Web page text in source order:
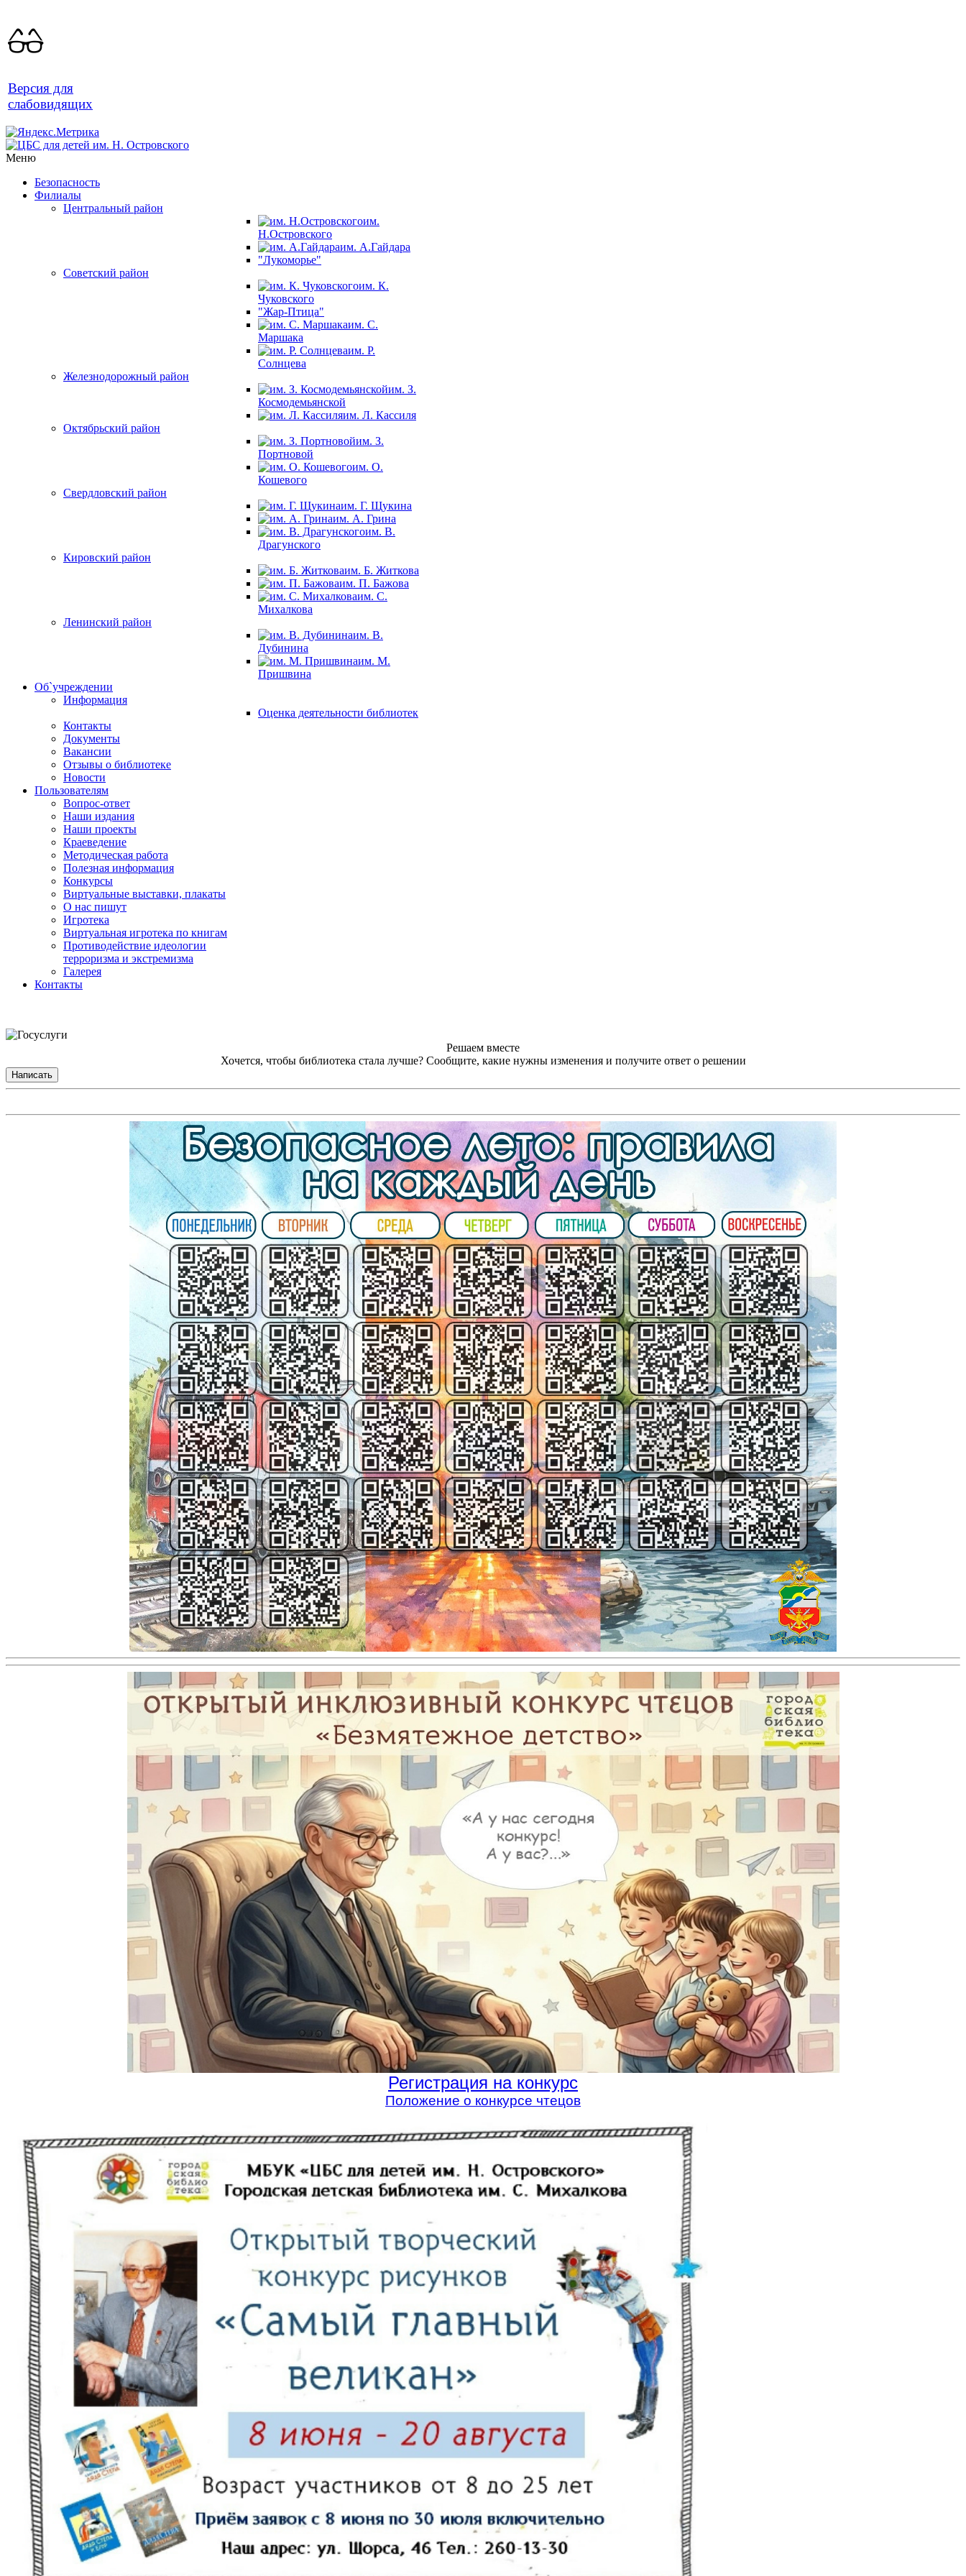
Версия для
слабовидящих
Меню
Безопасность
Филиалы
Центральный район
им.
Н.Островского
им. А.Гайдара
"Лукоморье"
Советский район
им. К.
Чуковского
"Жар-Птица"
им. С.
Маршака
им. Р.
Солнцева
Железнодорожный район
им. З.
Космодемьянской
им. Л. Кассиля
Октябрьский район
им. З.
Портновой
им. О.
Кошевого
Свердловский район
им. Г. Щукина
им. А. Грина
им. В.
Драгунского
Кировский район
им. Б. Житкова
им. П. Бажова
им. С.
Михалкова
Ленинский район
им. В.
Дубинина
им. М.
Пришвина
Об`учреждении
Информация
Оценка деятельности библиотек
Контакты
Документы
Вакансии
Отзывы о библиотеке
Новости
Пользователям
Вопрос-ответ
Наши издания
Наши проекты
Краеведение
Методическая работа
Полезная информация
Конкурсы
Виртуальные выставки, плакаты
О нас пишут
Игротека
Виртуальная игротека по книгам
Противодействие идеологии
терроризма и экстремизма
Галерея
Контакты
Решаем вместе
Хочется, чтобы библиотека стала лучше? Сообщите, какие нужны изменения и получите ответ о решении
Написать
Регистрация на конкурс
Положение о конкурсе чтецов